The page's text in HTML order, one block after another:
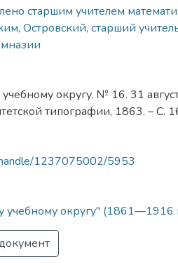
старшим учителем
, Островский, старший
округу. № 16. 31
типографии, 1863. – С.
handle/1237075002/5953
учебному округу" (1861—1916